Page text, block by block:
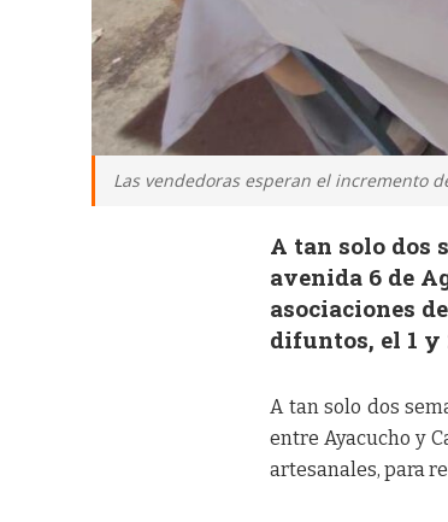
Las vendedoras esperan el incremento
A tan solo dos
avenida 6 de
asociaciones
difuntos, el 1 y
A tan solo dos
entre Ayacucho y
artesanales, para